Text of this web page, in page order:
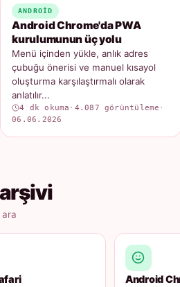
ANDROID
Android Chrome'da PWA
kurulumunun üç yolu
Menü içinden yükle, anlık adres
çubuğu önerisi ve manuel kısayol
oluşturma karşılaştırmalı olarak
anlatılır...
4 dk okuma · 4.087 görüntüleme ·
06.06.2026
ara
Android